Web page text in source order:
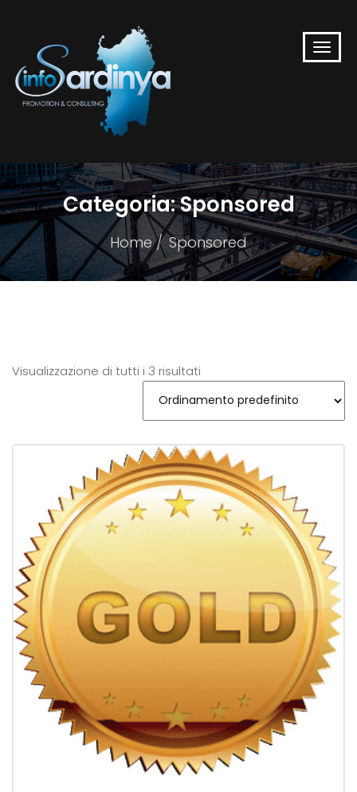
Categoria:Sponsored
Home Sponsored
Visualizzazione di tutti i 3 risultati